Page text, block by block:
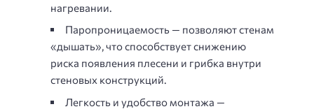
нагревании.
Паропроницаемость — позволяют стенам
«дышать», что способствует снижению
риска появления плесени и грибка внутри
стеновых конструкций.
Легкость и удобство монтажа —